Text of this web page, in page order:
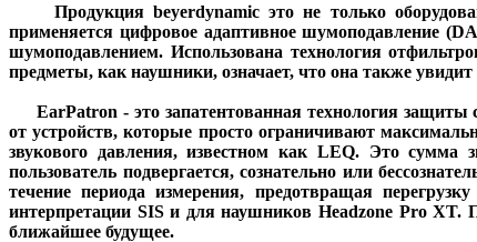
Продукция beyerdynamic это не только
применяется цифровое адаптивное шумоподавление
шумоподавлением. Использована технология
предметы, как наушники, означает, что она также
EarPatron - это запатентованная технология защиты
от устройств, которые просто ограничивают
звукового давления, известном как LEQ. Это сумма
пользователь подвергается, сознательно или
течение периода измерения, предотвращая
интерпретации SIS и для наушников Headzone Pro XT.
ближайшее будущее.